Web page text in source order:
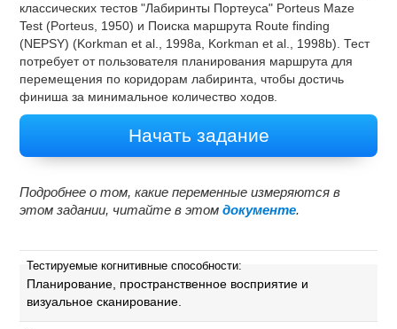
классических тестов "Лабиринты Портеуса" Porteus Maze
Test (Porteus, 1950) и Поиска маршрута Route finding
(NEPSY) (Korkman et al., 1998a, Korkman et al., 1998b). Тест
потребует от пользователя планирования маршрута для
перемещения по коридорам лабиринта, чтобы достичь
финиша за минимальное количество ходов.
Начать задание
Подробнее о том, какие переменные измеряются в
этом задании, читайте в этомдокументе.
Тестируемые когнитивные способности:
Планирование, пространственное восприятие и
визуальное сканирование.